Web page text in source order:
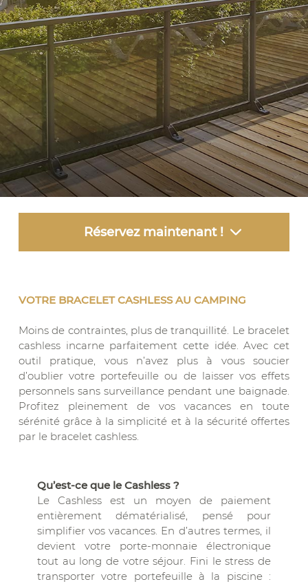
Réservez maintenant !
VOTRE BRACELET CASHLESS AU CAMPING
Moins de contraintes, plus de tranquillité. Le bracelet
cashless incarne parfaitement cette idée. Avec cet
outil pratique, vous n’avez plus à vous soucier
d’oublier votre portefeuille ou de laisser vos effets
personnels sans surveillance pendant une baignade.
Profitez pleinement de vos vacances en toute
sérénité grâce à la simplicité et à la sécurité offertes
par le bracelet cashless.
Qu’est-ce que le Cashless ?
Le Cashless est un moyen de paiement
entièrement dématérialisé, pensé pour
simplifier vos vacances. En d’autres termes, il
devient votre porte-monnaie électronique
tout au long de votre séjour. Fini le stress de
transporter votre portefeuille à la piscine :